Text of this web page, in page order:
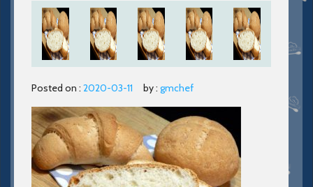
Posted on : 2020-03-11 by : gmchef